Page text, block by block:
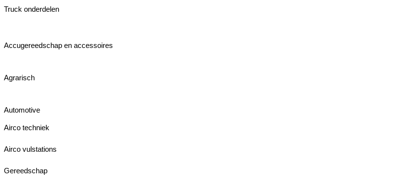
Truck onderdelen
Accugereedschap en accessoires
Agrarisch
Automotive
Airco techniek
Airco vulstations
Gereedschap